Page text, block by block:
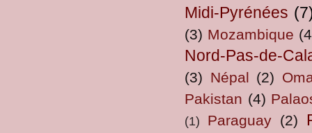
Midi-Pyrénées
(3) Mozambique
Nord-Pas-de-
(3) Népal (2)
Pakistan (4)
(1) Paraguay (2)